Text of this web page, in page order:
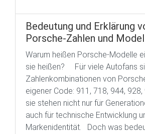
Bedeutung und Erklärung
Porsche-Zahlen und
Warum heißen Porsche-Modelle
sie heißen? Für viele Autofans
Zahlenkombinationen von
eigener Code: 911, 718, 944,
sie stehen nicht nur für
auch für technische Entwicklung
Markenidentität. Doch was